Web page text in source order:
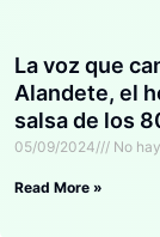
La voz que
Alandete, el
salsa de los
05/09/2024 No
Read More »